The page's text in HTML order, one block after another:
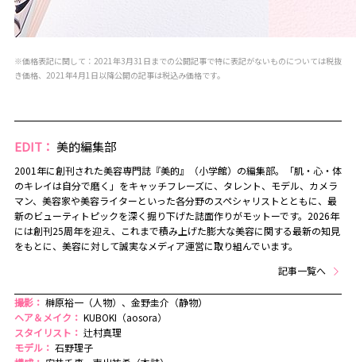
※価格表記に関して：2021年3月31日までの公開記事で特に表記がないものについては税抜
き価格、2021年4月1日以降公開の記事は税込み価格です。
EDIT： 美的編集部
2001年に創刊された美容専門誌『美的』（小学館）の編集部。「肌・心・体
のキレイは自分で磨く」をキャッチフレーズに、タレント、モデル、カメラ
マン、美容家や美容ライターといった各分野のスペシャリストとともに、最
新のビューティトピックを深く掘り下げた誌面作りがモットーです。2026年
には創刊25周年を迎え、これまで積み上げた膨大な美容に関する最新の知見
をもとに、美容に対して誠実なメディア運営に取り組んでいます。
記事一覧へ
撮影： 榊原裕一（人物）、金野圭介（静物）
ヘア＆メイク： KUBOKI（aosora）
スタイリスト： 辻村真理
モデル： 石野理子